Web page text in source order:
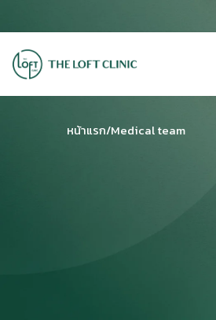
หน้าแรก/Medical team